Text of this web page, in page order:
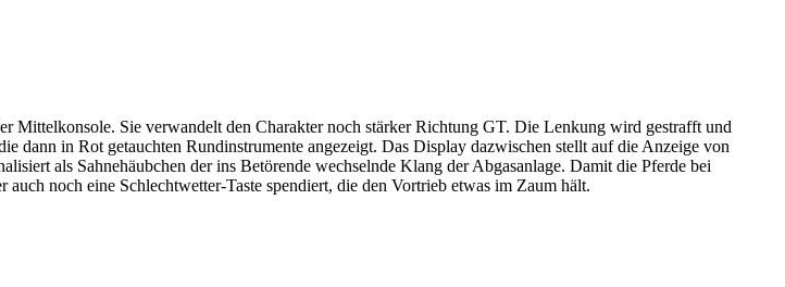
Mittelkonsole. Sie verwandelt den Charakter noch stärker Richtung GT. Die Lenkung wird gestrafft und
dann in Rot getauchten Rundinstrumente angezeigt. Das Display dazwischen stellt auf die Anzeige von
als Sahnehäubchen der ins Betörende wechselnde Klang der Abgasanlage. Damit die Pferde bei
noch eine Schlechtwetter-Taste spendiert, die den Vortrieb etwas im Zaum hält.